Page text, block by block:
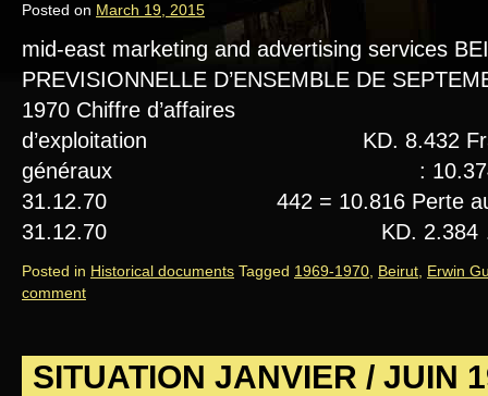
Posted on March 19, 2015
mid-east marketing and advertising services
PREVISIONNELLE D’ENSEMBLE DE
1970 Chiffre d’affaires KD.
d’exploitation KD. 8.432
généraux : 10.374
31.12.70 442 = 10.816 Perte
31.12.70 KD. 2.384
Posted in Historical documents Tagged 1969-1970 Beirut Erwin
comment
SITUATION JANVIER / JUIN